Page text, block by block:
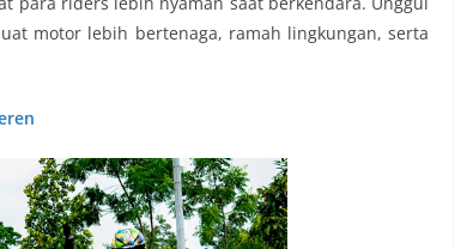
motor lebih bertenaga, ramah lingkungan, serta